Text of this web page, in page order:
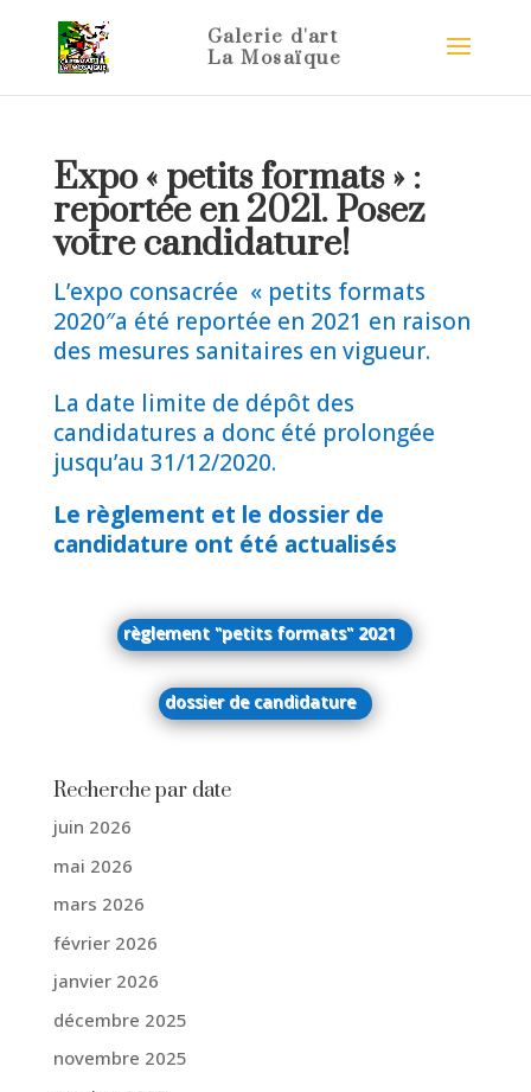
Expo « petits formats » :
reportée en 2021. Posez
votre candidature!
L’expo consacrée « petits formats
2020″a été reportée en 2021 en raison
des mesures sanitaires en vigueur.
La date limite de dépôt des
candidatures a donc été prolongée
jusqu’au 31/12/2020.
Le règlement et le dossier de
candidature ont été actualisés
règlement "petits formats" 2021
dossier de candidature
Recherche par date
juin 2026
mai 2026
mars 2026
février 2026
janvier 2026
décembre 2025
novembre 2025